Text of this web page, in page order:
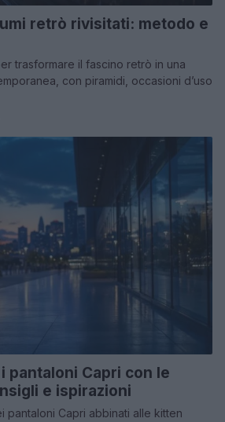
retrò rivisitati: metodo e
trasformare il fascino retrò in una
con piramidi, occasioni d’uso
pantaloni Capri con le
e ispirazioni
pantaloni Capri abbinati alle kitten